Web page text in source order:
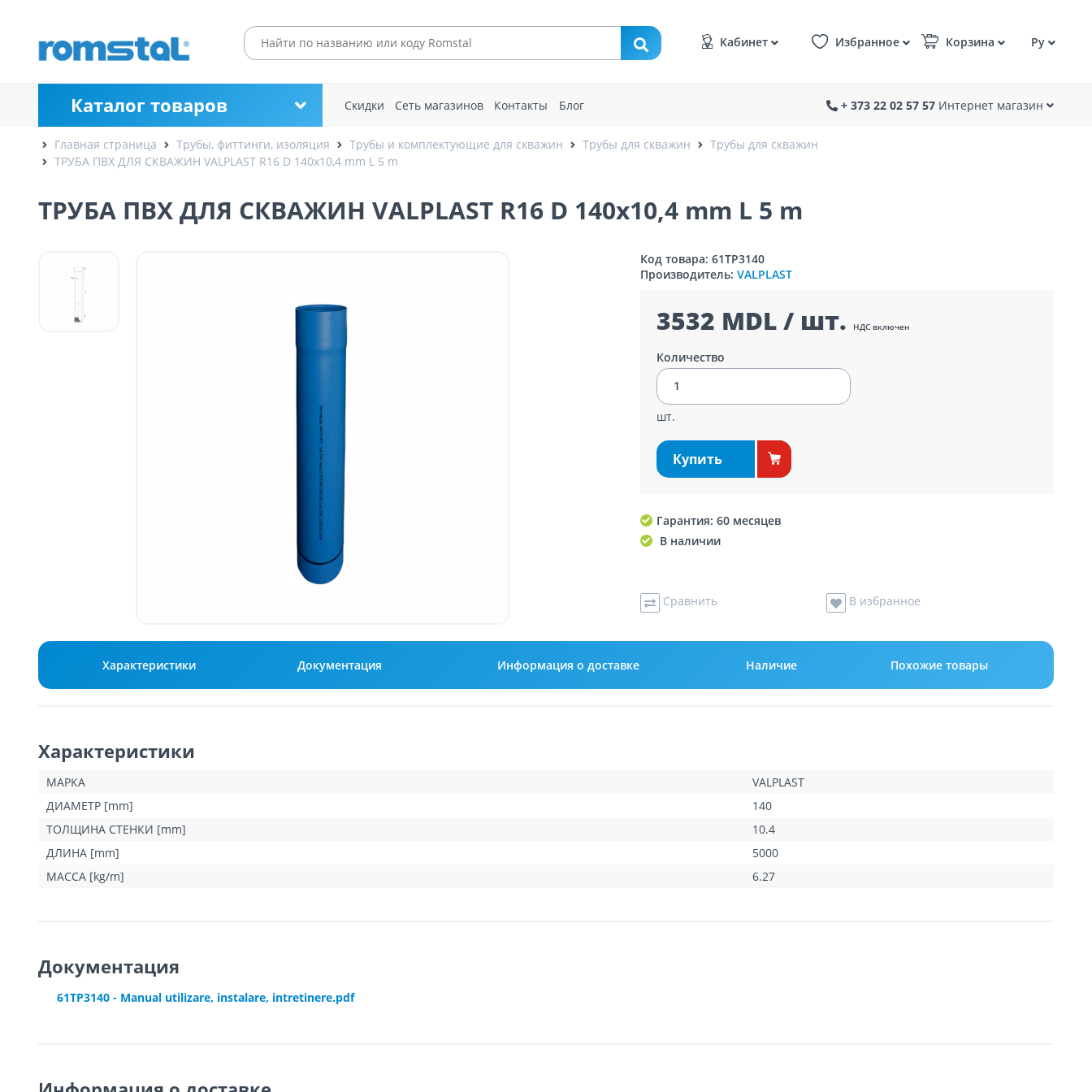
Кабинет Избранное Корзина Ру
Каталог товаров Скидки Сеть магазинов Контакты Блог + 373 22 02 57 57 Интернет магазин
Главная страница Трубы, фиттинги, изоляция Трубы и комплектующие для скважин Трубы для скважин
Трубы для скважин
ТРУБА ПВХ ДЛЯ СКВАЖИН VALPLAST R16 D 140x10,4 mm L 5 m
ТРУБА ПВХ ДЛЯ СКВАЖИН VALPLAST R16 D 140x10,4 mm L 5 m
Код товара: 61TP3140
Производитель: VALPLAST
3532 MDL / шт. НДС включен
Количество
шт.
Купить
Гарантия: 60 месяцев
В наличии
Сравнить В избранное
Характеристики Документация Информация о доставке Наличие Похожие товары
Характеристики
МАРКА
VALPLAST
ДИАМЕТР [mm]
140
ТОЛЩИНА СТЕНКИ [mm]
10.4
ДЛИНА [mm]
5000
МАССА [kg/m]
6.27
Документация
61TP3140 - Manual utilizare, instalare, intretinere.pdf